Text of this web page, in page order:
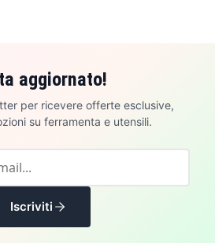
aggiornato!
per ricevere offerte esclusive,
su ferramenta e utensili.
Iscriviti